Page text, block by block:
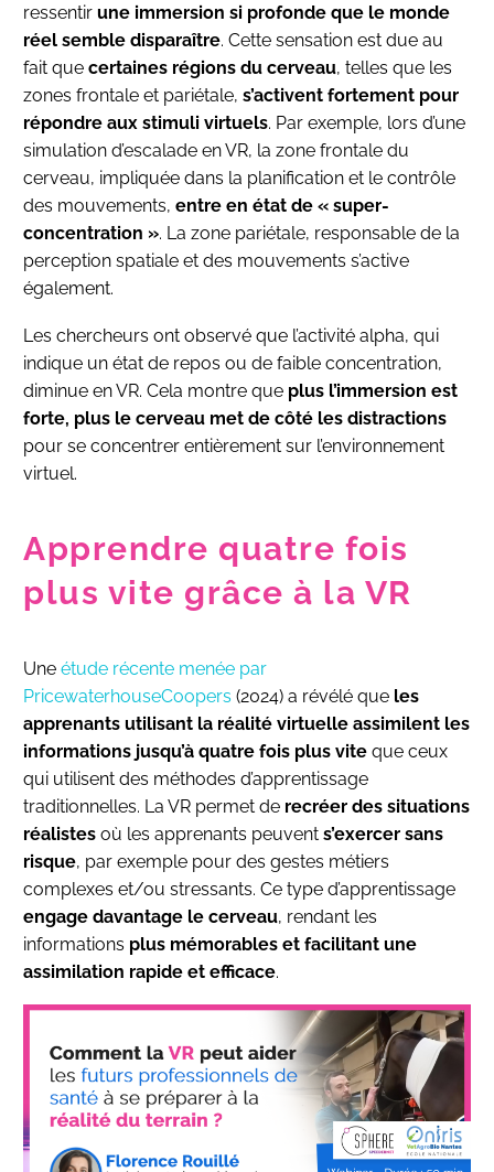
ressentir une immersion si profonde que le monde
réel semble disparaître. Cette sensation est due au
fait que certaines régions du cerveau, telles que les
zones frontale et pariétale, s’activent fortement pour
répondre aux stimuli virtuels. Par exemple, lors d’une
simulation d’escalade en VR, la zone frontale du
cerveau, impliquée dans la planification et le contrôle
des mouvements, entre en état de « super-
concentration ». La zone pariétale, responsable de la
perception spatiale et des mouvements s’active
également.
Les chercheurs ont observé que l’activité alpha, qui
indique un état de repos ou de faible concentration,
diminue en VR. Cela montre que plus l’immersion est
forte, plus le cerveau met de côté les distractions
pour se concentrer entièrement sur l’environnement
virtuel.
Apprendre quatre fois
plus vite grâce à la VR
Une étude récente menée par
PricewaterhouseCoopers (2024) a révélé que les
apprenants utilisant la réalité virtuelle assimilent les
informations jusqu’à quatre fois plus vite que ceux
qui utilisent des méthodes d’apprentissage
traditionnelles. La VR permet de recréer des situations
réalistes où les apprenants peuvent s’exercer sans
risque, par exemple pour des gestes métiers
complexes et/ou stressants. Ce type d’apprentissage
engage davantage le cerveau, rendant les
informations plus mémorables et facilitant une
assimilation rapide et efficace.